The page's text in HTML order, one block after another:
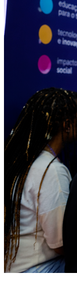
Bragantino